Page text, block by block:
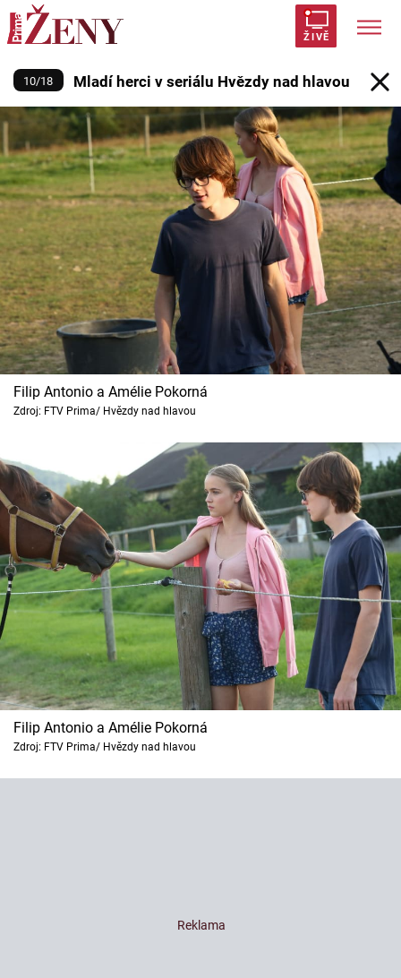
ŽIVĚ
Trendy: Polabí Inspekce Prostřeno!
AYTO?
Módní alarm
Zrádci Proměny
Témata
Celebrity
Vztahy
Seriály
Horoskopy
Filmový festival Karlovy Vary
Pořady
Mámy sobě
Přihlášení
Sledujte nás
Mladí herci v seriálu Hvězdy nad
10/18 Mladí herci v seriálu Hvězdy nad hlavou
Filip Antonio a Amélie Pokorná
Zdroj: FTV Prima/ Hvězdy nad hlavou
Filip Antonio a Amélie Pokorná
Zdroj: FTV Prima/ Hvězdy nad hlavou